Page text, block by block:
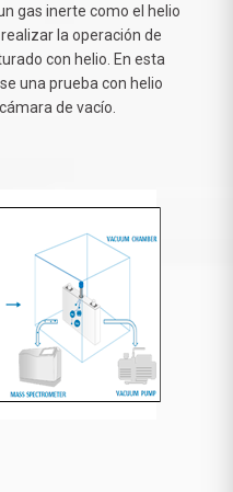
gas inerte como el helio
la operación de
con helio. En esta
una prueba con helio
de vacío.